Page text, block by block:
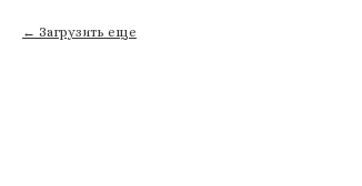
Загрузить еще